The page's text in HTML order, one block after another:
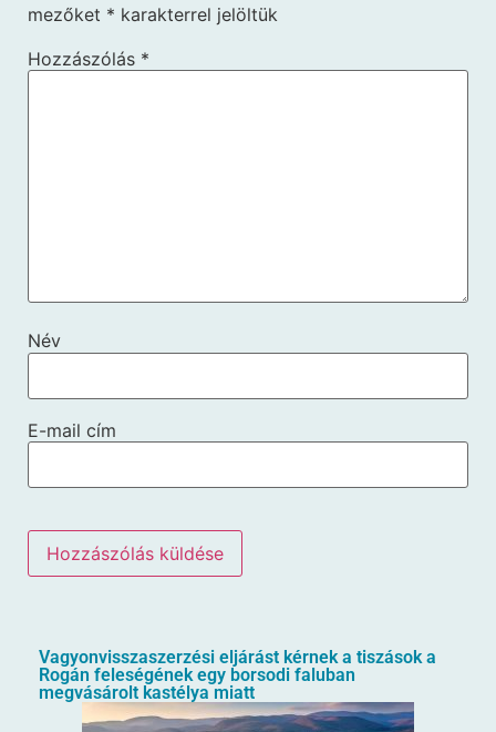
mezőket * karakterrel jelöltük
Hozzászólás *
Név
E-mail cím
Vagyonvisszaszerzési eljárást kérnek a tiszások a
Rogán feleségének egy borsodi faluban
megvásárolt kastélya miatt